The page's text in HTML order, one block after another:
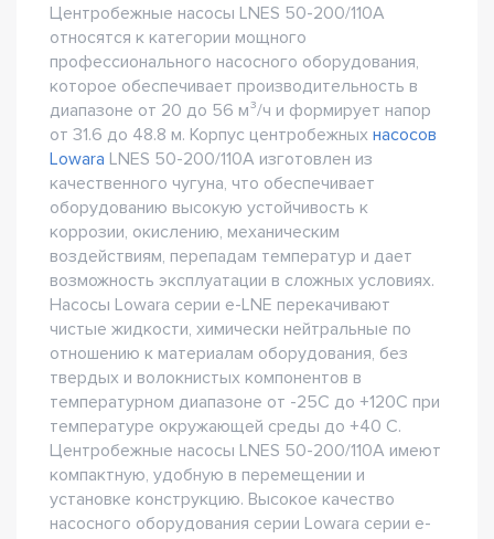
Центробежные насосы LNES 50-200/110A
относятся к категории мощного
профессионального насосного оборудования,
которое обеспечивает производительность в
диапазоне от 20 до 56 м³/ч и формирует напор
от 31.6 до 48.8 м. Корпус центробежных насосов
Lowara LNES 50-200/110A изготовлен из
качественного чугуна, что обеспечивает
оборудованию высокую устойчивость к
коррозии, окислению, механическим
воздействиям, перепадам температур и дает
возможность эксплуатации в сложных условиях.
Насосы Lowara серии e-LNE перекачивают
чистые жидкости, химически нейтральные по
отношению к материалам оборудования, без
твердых и волокнистых компонентов в
температурном диапазоне от -25С до +120С при
температуре окружающей среды до +40 С.
Центробежные насосы LNES 50-200/110A имеют
компактную, удобную в перемещении и
установке конструкцию. Высокое качество
насосного оборудования серии Lowara серии e-